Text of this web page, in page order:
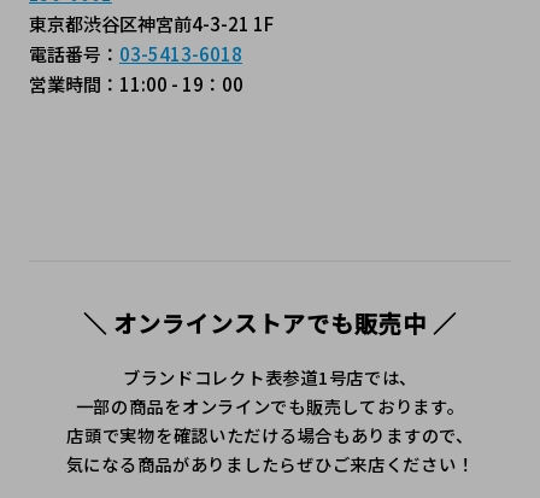
東京都渋谷区神宮前4-3-21 1F
電話番号： 03-5413-6018
営業時間：11:00 - 19：00
＼ オンラインストアでも販売中 ／
ブランドコレクト表参道1号店では、
一部の商品をオンラインでも販売しております。
店頭で実物を確認いただける場合もありますので、
気になる商品がありましたらぜひご来店ください！